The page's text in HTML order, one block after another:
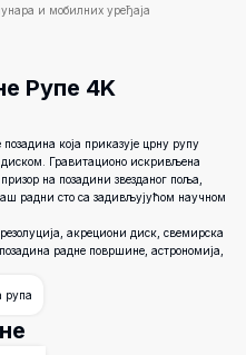
и мобилних уређаја
Рупе 4K
која приказује црну рупу
Гравитационо искривљена
на позадини звезданог поља,
радни сто са задивљујућом научном
акрециони диск, свемирска
радне површине, астрономија,
рупа